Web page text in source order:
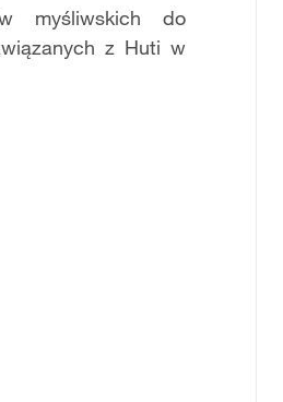
myśliwskich do
z Huti w